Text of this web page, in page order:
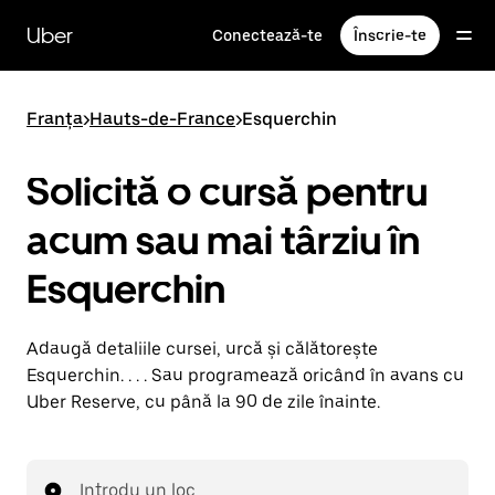
direct
conținutul
principal
Uber Conectează-te Înscrie-te
Franța>Hauts-de-France>Esquerchin
Solicită o cursă pentru
acum sau mai târziu în
Esquerchin
Adaugă detaliile cursei, urcă și călătorește
Esquerchin. . . . Sau programează oricând în avans cu
Uber Reserve, cu până la 90 de zile înainte.
Introdu un loc